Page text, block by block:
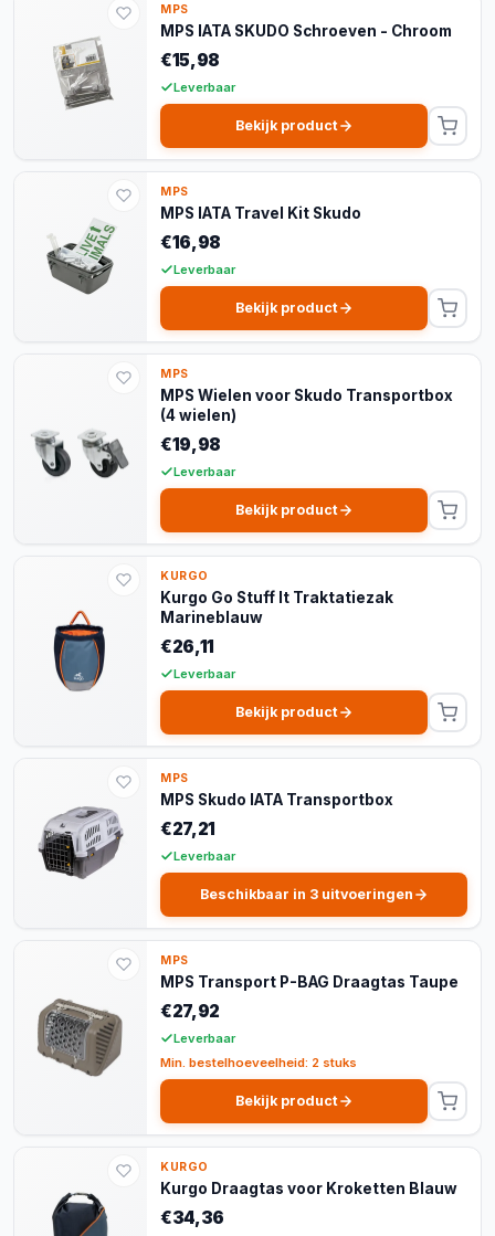
MPS
MPS IATA SKUDO Schroeven - Chroom
€15,98
Leverbaar
Bekijk product
MPS
MPS IATA Travel Kit Skudo
€16,98
Leverbaar
Bekijk product
MPS
MPS Wielen voor Skudo Transportbox
(4 wielen)
€19,98
Leverbaar
Bekijk product
KURGO
Kurgo Go Stuff It Traktatiezak
Marineblauw
€26,11
Leverbaar
Bekijk product
MPS
MPS Skudo IATA Transportbox
€27,21
Leverbaar
Beschikbaar in 3 uitvoeringen
MPS
MPS Transport P-BAG Draagtas Taupe
€27,92
Leverbaar
Min. bestelhoeveelheid: 2 stuks
Bekijk product
KURGO
Kurgo Draagtas voor Kroketten Blauw
€34,36